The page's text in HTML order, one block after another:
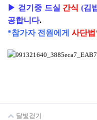
▶ 걷기중 드실 간식 (김
공합니다.
*참가자 전원에게 사단
달빛걷기